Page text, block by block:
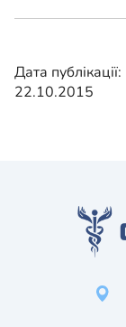
Дата публікації:
22.10.2015